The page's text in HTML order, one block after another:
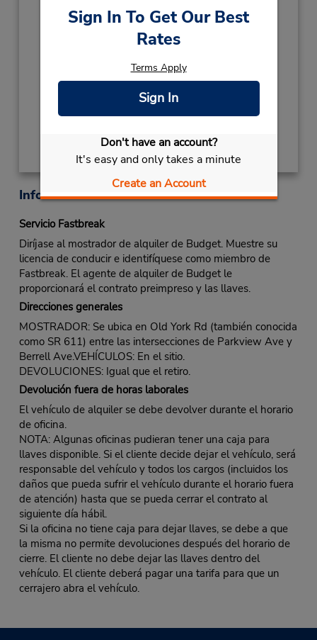
Sign In To Get Our Best
Rates
Terms Apply
Sign In
Don't have an account?
It's easy and only takes a minute
Create an Account
2027
NEW YEARS DAYJanuary 1 closed
Ubicación para depositar llaves
Información sobre la oficina
Servicio Fastbreak
Diríjase al mostrador de alquiler de Budget. Muestre su
licencia de conducir e identifíquese como miembro de
Fastbreak. El agente de alquiler de Budget le
proporcionará el contrato preimpreso y las llaves.
Direcciones generales
MOSTRADOR: Se ubica en Old York Rd (también conocida
como SR 611) entre las intersecciones de Parkview Ave y
Berrell Ave.VEHÍCULOS: En el sitio.
DEVOLUCIONES: Igual que el retiro.
Devolución fuera de horas laborales
El vehículo de alquiler se debe devolver durante el horario
de oficina.
NOTA: Algunas oficinas pudieran tener una caja para
llaves disponible. Si el cliente decide dejar el vehículo, será
responsable del vehículo y todos los cargos (incluidos los
daños que pueda sufrir el vehículo durante el horario fuera
de atención) hasta que se pueda cerrar el contrato al
siguiente día hábil.
Si la oficina no tiene caja para dejar llaves, se debe a que
la misma no permite devoluciones después del horario de
cierre. El cliente no debe dejar las llaves dentro del
vehículo. El cliente deberá pagar una tarifa para que un
cerrajero abra el vehículo.